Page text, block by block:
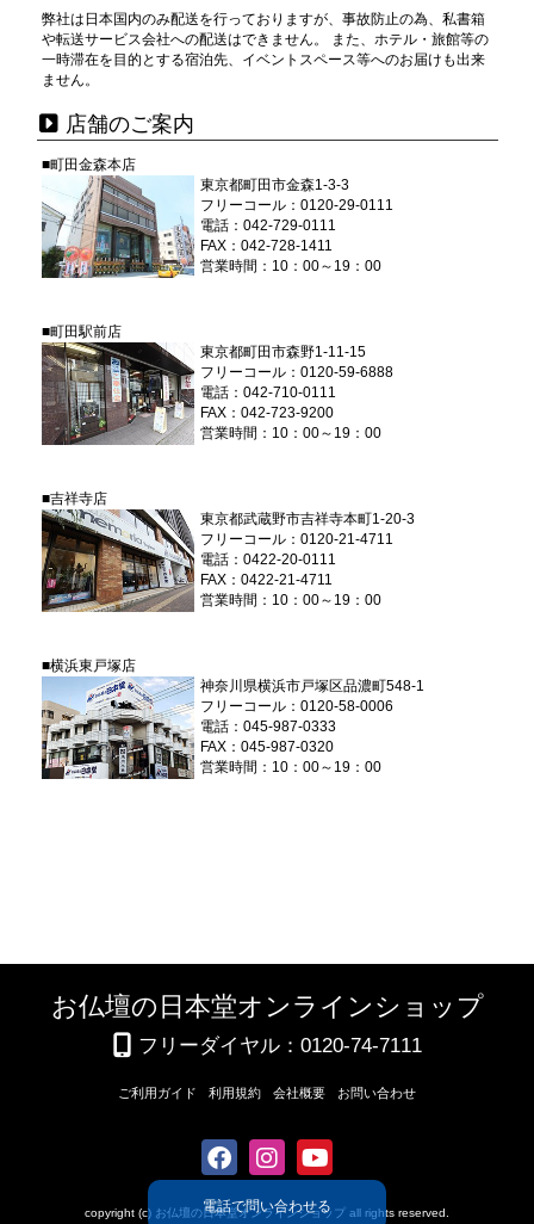
弊社は日本国内のみ配送を行っておりますが、事故防止の為、私書箱
や転送サービス会社への配送はできません。 また、ホテル・旅館等の
一時滞在を目的とする宿泊先、イベントスペース等へのお届けも出来
ません。
店舗のご案内
■町田金森本店
東京都町田市金森1-3-3
フリーコール：0120-29-0111
電話：042-729-0111
FAX：042-728-1411
営業時間：10：00～19：00
■町田駅前店
東京都町田市森野1-11-15
フリーコール：0120-59-6888
電話：042-710-0111
FAX：042-723-9200
営業時間：10：00～19：00
■吉祥寺店
東京都武蔵野市吉祥寺本町1-20-3
フリーコール：0120-21-4711
電話：0422-20-0111
FAX：0422-21-4711
営業時間：10：00～19：00
■横浜東戸塚店
神奈川県横浜市戸塚区品濃町548-1
フリーコール：0120-58-0006
電話：045-987-0333
FAX：045-987-0320
営業時間：10：00～19：00
電話で問い合わせる
お仏壇の日本堂オンラインショップ
フリーダイヤル：0120-74-7111
ご利用ガイド 利用規約 会社概要 お問い合わせ
copyright (c) お仏壇の日本堂オンラインショップ all rights reserved.